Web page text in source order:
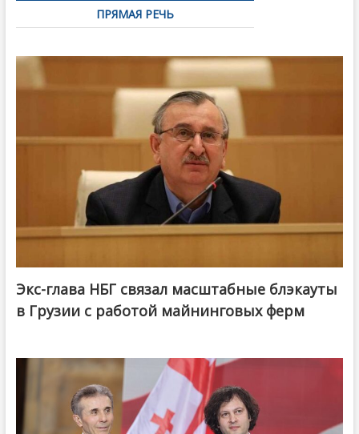
ПРЯМАЯ РЕЧЬ
Экс-глава НБГ связал масштабные блэкауты
в Грузии с работой майнинговых ферм